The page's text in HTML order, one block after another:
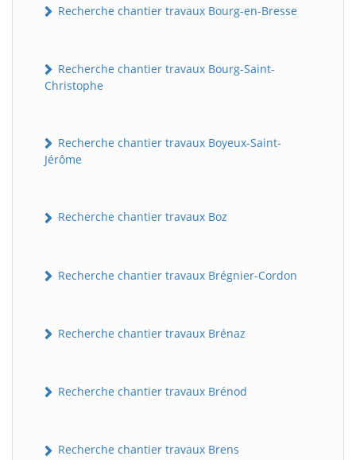
Recherche chantier travaux Bourg-en-Bresse
Recherche chantier travaux Bourg-Saint-
Christophe
Recherche chantier travaux Boyeux-Saint-
Jérôme
Recherche chantier travaux Boz
Recherche chantier travaux Brégnier-Cordon
Recherche chantier travaux Brénaz
Recherche chantier travaux Brénod
Recherche chantier travaux Brens